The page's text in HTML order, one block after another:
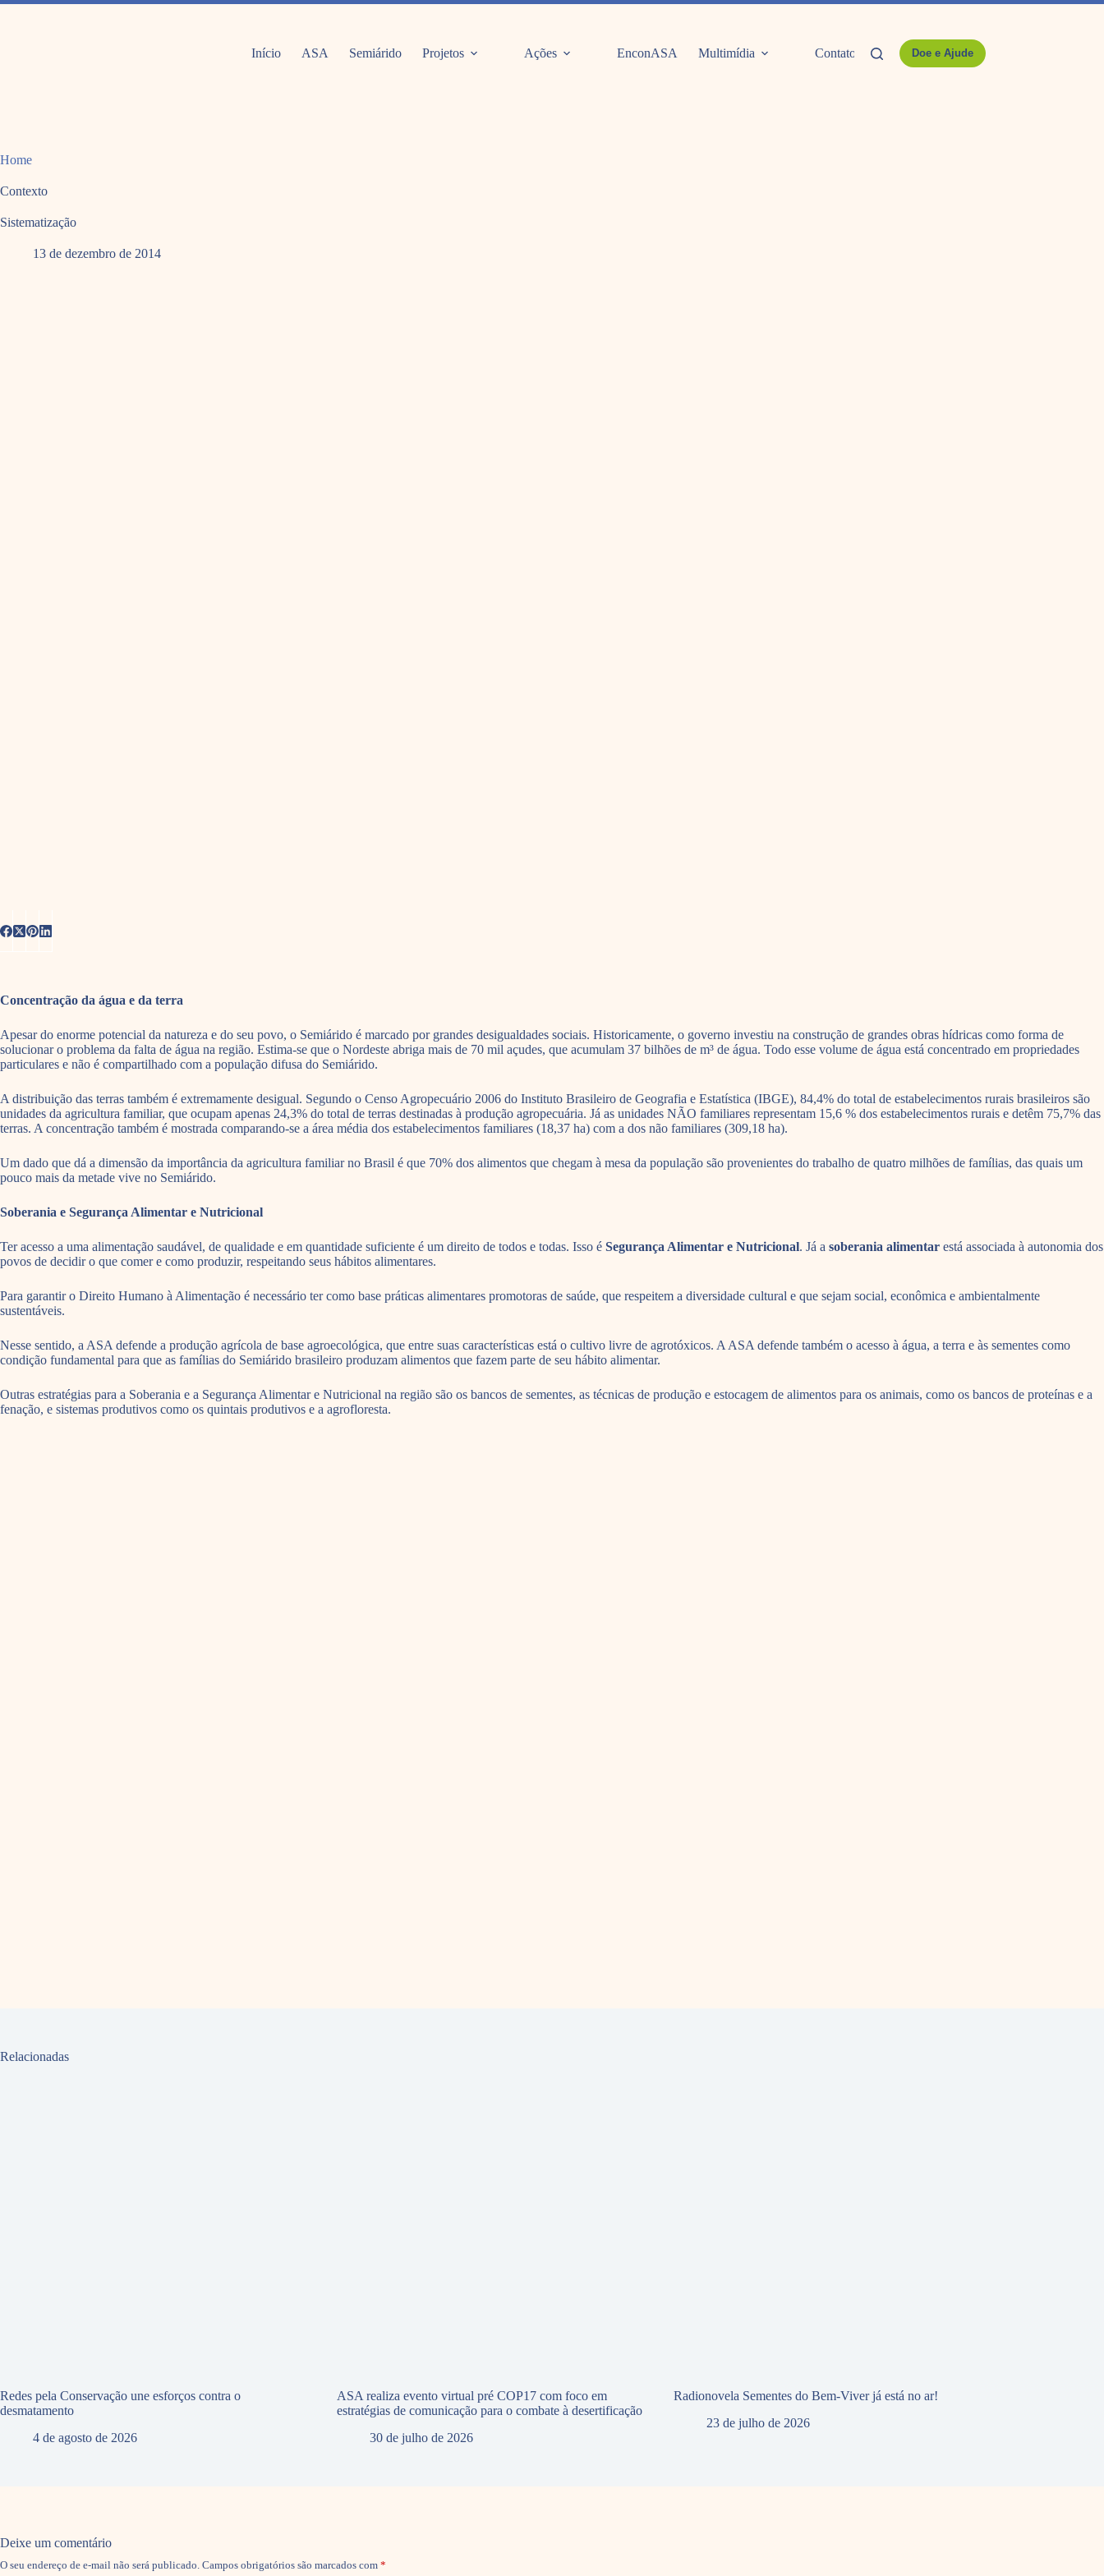
Pular
Início ASA Semiárido Projetos Ações EnconASA Multimídia Contato Doe e Ajude
Home
Contexto
Sistematização
13 de dezembro de 2014
Concentração da água e da terra
Apesar do enorme potencial da natureza e do seu povo, o Semiárido é marcado por grandes desigualdades sociais. Historicamente, o governo investiu na construção de grandes obras hídricas como forma de
solucionar o problema da falta de água na região. Estima-se que o Nordeste abriga mais de 70 mil açudes, que acumulam 37 bilhões de m³ de água. Todo esse volume de água está concentrado em propriedades
particulares e não é compartilhado com a população difusa do Semiárido.
A distribuição das terras também é extremamente desigual. Segundo o Censo Agropecuário 2006 do Instituto Brasileiro de Geografia e Estatística (IBGE), 84,4% do total de estabelecimentos rurais brasileiros são
unidades da agricultura familiar, que ocupam apenas 24,3% do total de terras destinadas à produção agropecuária. Já as unidades NÃO familiares representam 15,6 % dos estabelecimentos rurais e detêm 75,7% das
terras. A concentração também é mostrada comparando-se a área média dos estabelecimentos familiares (18,37 ha) com a dos não familiares (309,18 ha).
Um dado que dá a dimensão da importância da agricultura familiar no Brasil é que 70% dos alimentos que chegam à mesa da população são provenientes do trabalho de quatro milhões de famílias, das quais um
pouco mais da metade vive no Semiárido.
Soberania e Segurança Alimentar e Nutricional
Ter acesso a uma alimentação saudável, de qualidade e em quantidade suficiente é um direito de todos e todas. Isso é Segurança Alimentar e Nutricional. Já a soberania alimentar está associada à autonomia dos
povos de decidir o que comer e como produzir, respeitando seus hábitos alimentares.
Para garantir o Direito Humano à Alimentação é necessário ter como base práticas alimentares promotoras de saúde, que respeitem a diversidade cultural e que sejam social, econômica e ambientalmente
sustentáveis.
Nesse sentido, a ASA defende a produção agrícola de base agroecológica, que entre suas características está o cultivo livre de agrotóxicos. A ASA defende também o acesso à água, a terra e às sementes como
condição fundamental para que as famílias do Semiárido brasileiro produzam alimentos que fazem parte de seu hábito alimentar.
Outras estratégias para a Soberania e a Segurança Alimentar e Nutricional na região são os bancos de sementes, as técnicas de produção e estocagem de alimentos para os animais, como os bancos de proteínas e a
fenação, e sistemas produtivos como os quintais produtivos e a agrofloresta.
Relacionadas
Redes pela Conservação une esforços contra o
desmatamento
4 de agosto de 2026
ASA realiza evento virtual pré COP17 com foco em
estratégias de comunicação para o combate à desertificação
30 de julho de 2026
Radionovela Sementes do Bem-Viver já está no ar!
23 de julho de 2026
Deixe um comentário
O seu endereço de e-mail não será publicado. Campos obrigatórios são marcados com *